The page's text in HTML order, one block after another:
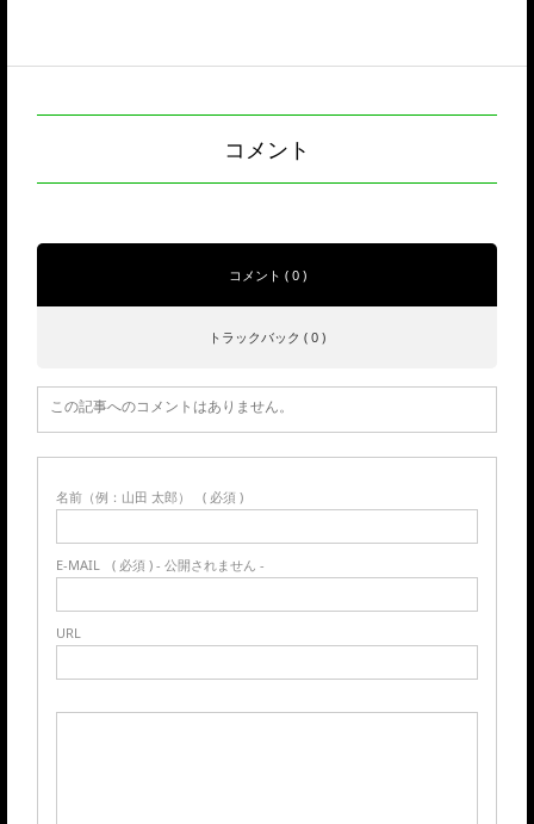
コメント
コメント ( 0 )
トラックバック ( 0 )
この記事へのコメントはありません。
名前（例：山田 太郎） ( 必須 )
E-MAIL ( 必須 ) - 公開されません -
URL